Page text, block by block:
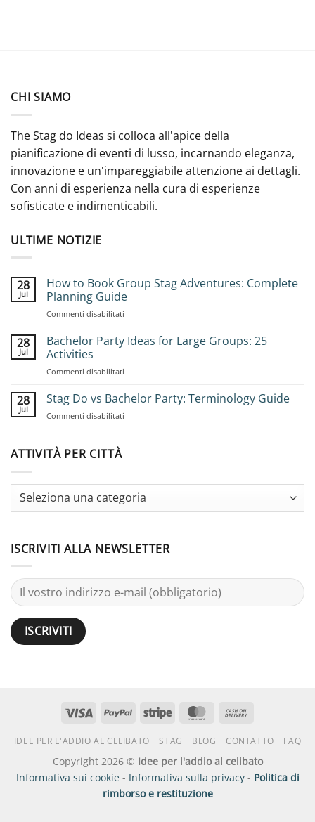
CHI SIAMO
The Stag do Ideas si colloca all'apice della
pianificazione di eventi di lusso, incarnando eleganza,
innovazione e un'impareggiabile attenzione ai dettagli.
Con anni di esperienza nella cura di esperienze
sofisticate e indimenticabili.
ULTIME NOTIZIE
28
Jul
How to Book Group Stag Adventures: Complete
Planning Guide
Commenti disabilitati
to
Complete
28
Jul
Bachelor Party Ideas for Large Groups: 25
Activities
Commenti disabilitati
Party
28
Jul
Stag Do vs Bachelor Party: Terminology Guide
Commenti disabilitati
Terminology
Guide
ATTIVITÀ PER CITTÀ
ISCRIVITI ALLA NEWSLETTER
Visto PayPal Striscia MasterCard
consegna
IDEE PER L'ADDIO AL CELIBATO STAG BLOG CONTATTO FAQ
Copyright 2026 © Idee per l'addio al celibato
Informativa sui cookie- Informativa sulla privacy- Politica di
rimborso e restituzione